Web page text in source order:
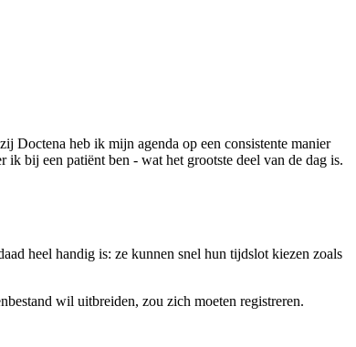
Doctena heb ik mijn agenda op een consistente manier
bij een patiënt ben - wat het grootste deel van de dag is.
heel handig is: ze kunnen snel hun tijdslot kiezen zoals
wil uitbreiden, zou zich moeten registreren.